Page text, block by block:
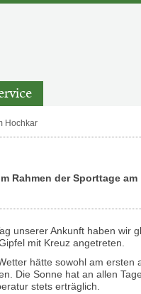
Hochkar
Rahmen der Sporttage
unserer Ankunft haben wir
mit Kreuz angetreten.
hätte sowohl am ersten
Die Sonne hat an allen
stets erträglich.